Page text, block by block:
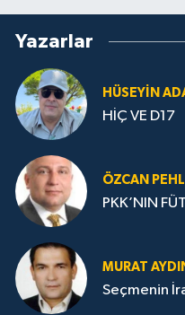
Yazarlar
HÜSEYIN
HİÇ VE D17
ÖZCAN
PKK’NIN
MURAT
Seçmenin